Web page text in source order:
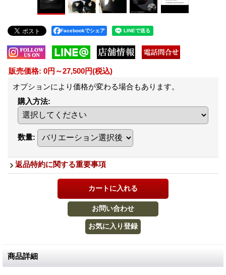
Facebookでシェア
販売価格: 0円～27,500円(税込)
オプションにより価格が変わる場合もあります。
購入方法:
数量:
返品特約に関する重要事項
商品詳細